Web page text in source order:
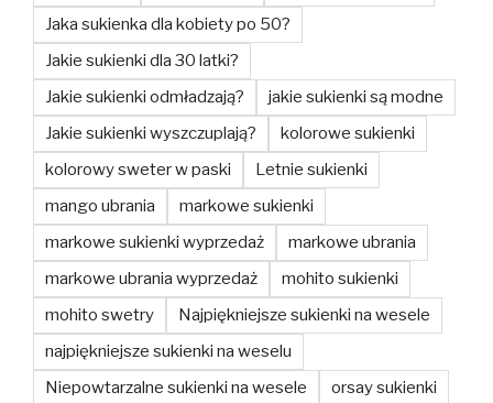
Jaka sukienka dla kobiety po 50?
Jakie sukienki dla 30 latki?
Jakie sukienki odmładzają?
jakie sukienki są modne
Jakie sukienki wyszczuplają?
kolorowe sukienki
kolorowy sweter w paski
Letnie sukienki
mango ubrania
markowe sukienki
markowe sukienki wyprzedaż
markowe ubrania
markowe ubrania wyprzedaż
mohito sukienki
mohito swetry
Najpiękniejsze sukienki na wesele
najpiękniejsze sukienki na weselu
Niepowtarzalne sukienki na wesele
orsay sukienki